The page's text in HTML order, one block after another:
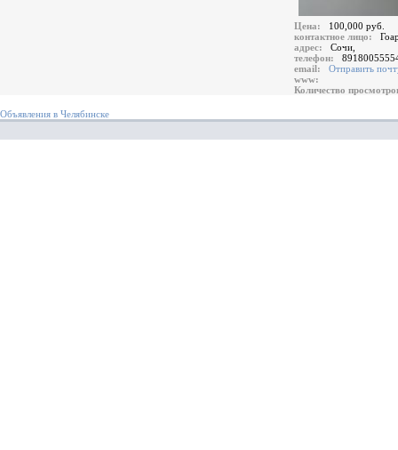
Цена:
100,000 руб.
контактное лицо:
адрес:
Сочи,
телефон:
email:
Отправить
www:
Количество
Объявления в Челябинске